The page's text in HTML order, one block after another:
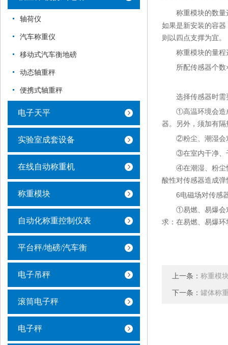
轴荷仪
汽车称重仪
移动式汽车衡地磅
动态轴重秤
便携式轴重秤
电子天平
实验室成套设备
在线自动称重机
称重模块
自动化称重控制仪表
平台秤/地磅/汽车衡
电子吊秤
滚筒电子秤
电子秤
称重模块的数
如果是新安装的容
则以四点支撑为宜。
称重模块的量
所配传感器个
选择传感器时
①高温环境会造
器。另外，须加有
②粉尘、潮湿会
③在室内干净、
④在潮湿、粉尘
酸性对传感器造成
6电磁场对传感
①易燃、易爆会
求：在易燃、易爆
上一条： 称重模
下一条： 罐体称